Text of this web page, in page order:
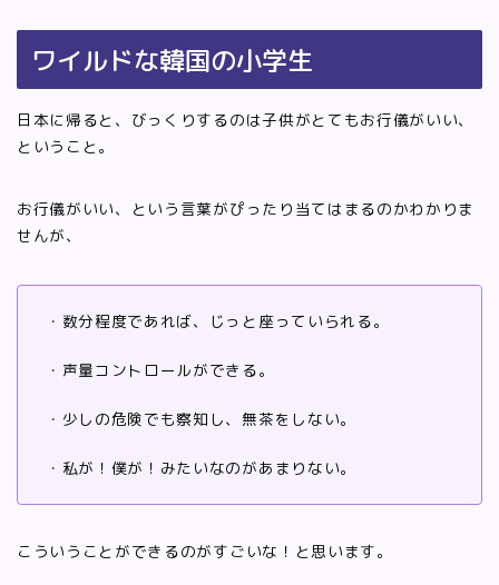
ワイルドな韓国の小学生
日本に帰ると、びっくりするのは子供がとてもお行儀がいい、
ということ。
お行儀がいい、という言葉がぴったり当てはまるのかわかりま
せんが、
・数分程度であれば、じっと座っていられる。
・声量コントロールができる。
・少しの危険でも察知し、無茶をしない。
・私が！僕が！みたいなのがあまりない。
こういうことができるのがすごいな！と思います。